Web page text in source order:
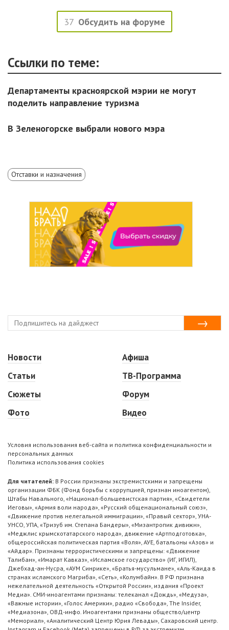
37 Обсудить на форуме
Ссылки по теме:
Департаменты красноярской мэрии не могут
поделить направление туризма
В Зеленогорске выбрали нового мэра
Отставки и назначения
Новости
Статьи
Сюжеты
Фото
Афиша
ТВ-Программа
Форум
Видео
Условия использования веб-сайта и политика конфиденциальности и
персональных данных
Политика использования cookies
Для читателей: В России признаны экстремистскими и запрещены
организации ФБК (Фонд борьбы с коррупцией, признан иноагентом),
Штабы Навального, «Национал-большевистская партия», «Свидетели
Иеговы», «Армия воли народа», «Русский общенациональный союз»,
«Движение против нелегальной иммиграции», «Правый сектор», УНА-
УНСО, УПА, «Тризуб им. Степана Бандеры», «Мизантропик дивижн»,
«Меджлис крымскотатарского народа», движение «Артподготовка»,
общероссийская политическая партия «Воля», АУЕ, батальоны «Азов» и
«Айдар». Признаны террористическими и запрещены: «Движение
Талибан», «Имарат Кавказ», «Исламское государство» (ИГ, ИГИЛ),
Джебхад-ан-Нусра, «АУМ Синрике», «Братья-мусульмане», «Аль-Каида в
странах исламского Магриба», «Сеть», «Колумбайн». В РФ признана
нежелательной деятельность «Открытой России», издания «Проект
Медиа». СМИ-иноагентами признаны: телеканал «Дождь», «Медуза»,
«Важные истории», «Голос Америки», радио «Свобода», The Insider,
«Медиазона», ОВД-инфо. Иноагентами признаны общество/центр
«Мемориал», «Аналитический Центр Юрия Левады», Сахаровский центр.